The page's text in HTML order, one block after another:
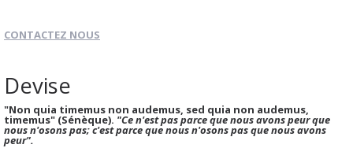
CONTACTEZ NOUS
Devise
"Non quia timemus non audemus, sed quia non audemus,
timemus" (Sénèque). "Ce n'est pas parce que nous avons peur que
nous n'osons pas; c'est parce que nous n'osons pas que nous avons
peur".